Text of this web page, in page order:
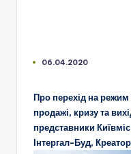
06.04.2020
Про перехід на режим
продажі, кризу та
представники
Інтергал-Буд,